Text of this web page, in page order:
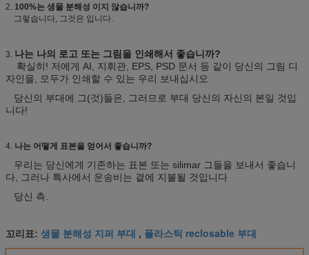
2. 100%는 생물 분해성 이지 않습니까?
그렇습니다, 그것은 입니다.
3. 나는 나의 로고 또는 그림을 인쇄해서 좋습니까?
확실히! 저에게 AI, 지휘관, EPS, PSD 문서 등 같이 당신의 그림 디
자인을, 모두가 인쇄할 수 있는 우리 보내십시오
당신의 부대에 그(것)들은, 그러므로 부대 당신의 자신의 본일 것입
니다!
4. 나는 어떻게 표본을 얻어서 좋습니까?
우리는 당신에게 기존하는 표본 또는 silimar 그들을 보내서 좋습니
다, 그러나 특사에서 운송비는 곁에 지불될 것입니다
당신 측.
꼬리표: 생물 분해성 지퍼 부대 , 플라스틱 reclosable 부대